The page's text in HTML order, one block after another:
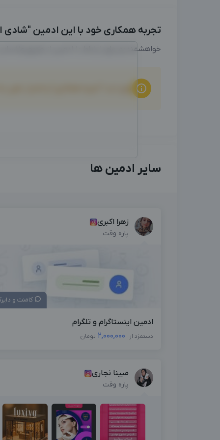
تجربه همکاری خود با این ادمین "شادی
خواهشمندیم برای ارتباط با ادمین از طریق
سایر ادمین ها
زهرا اکبری
پاره وقت
کامنت و
ادمین اینستاگرام و تلگرام
دستمزد از 2,000,000 تومان
مبینا نجاری
پاره وقت